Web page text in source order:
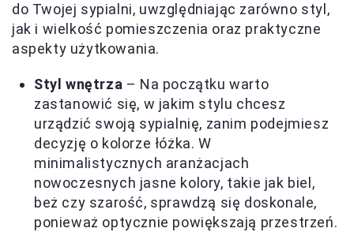
do Twojej sypialni, uwzględniając zarówno styl,
jak i wielkość pomieszczenia oraz praktyczne
aspekty użytkowania.
Styl wnętrza – Na początku warto
zastanowić się, w jakim stylu chcesz
urządzić swoją sypialnię, zanim podejmiesz
decyzję o kolorze łóżka. W
minimalistycznych aranżacjach
nowoczesnych jasne kolory, takie jak biel,
beż czy szarość, sprawdzą się doskonale,
ponieważ optycznie powiększają przestrzeń.